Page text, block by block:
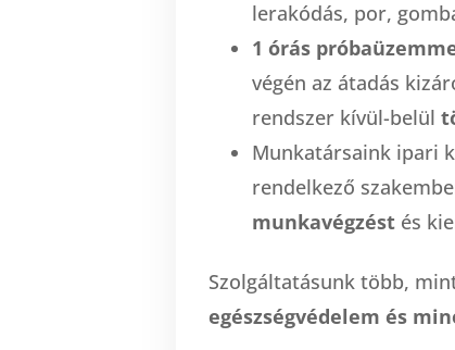
lerakódás, por,
1 órás
végén az átadás
rendszer kívül-belül
Munkatársaink ipari
rendelkező
munkavégzést és
Szolgáltatásunk több,
egészségvédelem és